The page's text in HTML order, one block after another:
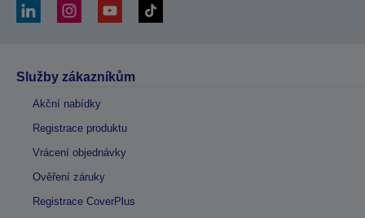
Služby zákazníkům
Akční nabídky
Registrace produktu
Vrácení objednávky
Ověření záruky
Registrace CoverPlus